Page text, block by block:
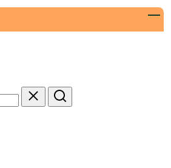
Tilbakestill
Søk